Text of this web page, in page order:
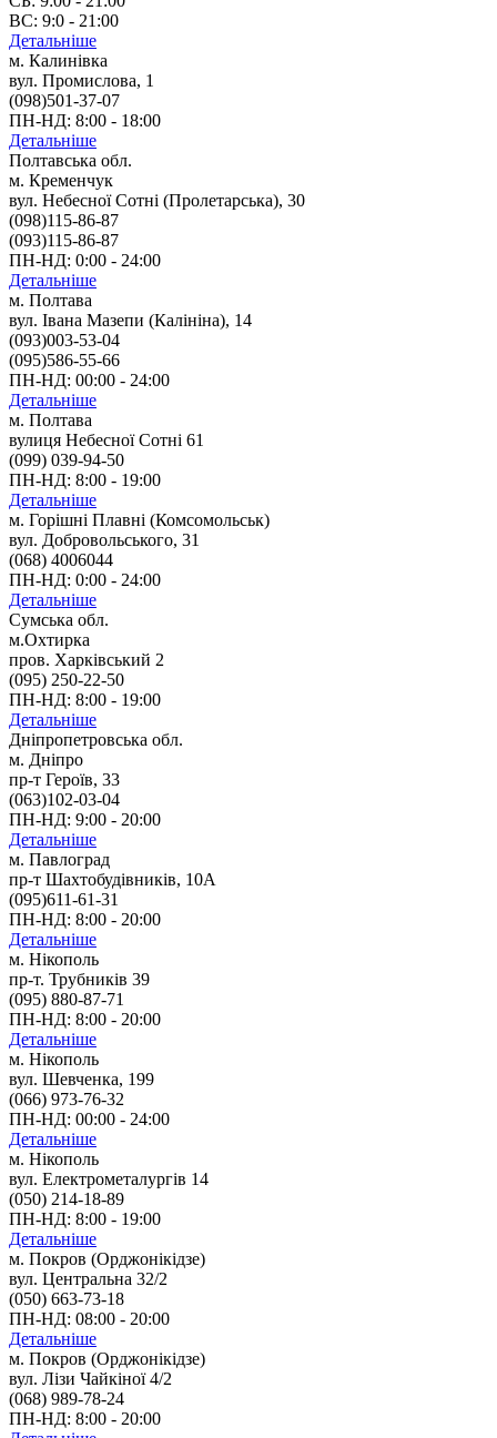
ВС: 9:0 - 21:00
Детальніше
м. Калинівка
вул. Промислова, 1
(098)501-37-07
ПН-НД: 8:00 - 18:00
Детальніше
Полтавська обл.
м. Кременчук
вул. Небесної Сотні (Пролетарська), 30
(098)115-86-87
(093)115-86-87
ПН-НД: 0:00 - 24:00
Детальніше
м. Полтава
вул. Івана Мазепи (Калініна), 14
(093)003-53-04
(095)586-55-66
ПН-НД: 00:00 - 24:00
Детальніше
м. Полтава
вулиця Небесної Сотні 61
(099) 039-94-50
ПН-НД: 8:00 - 19:00
Детальніше
м. Горішні Плавні (Комсомольськ)
вул. Добровольського, 31
(068) 4006044
ПН-НД: 0:00 - 24:00
Детальніше
Сумська обл.
м.Охтирка
пров. Харківський 2
(095) 250-22-50
ПН-НД: 8:00 - 19:00
Детальніше
Дніпропетровська обл.
м. Дніпро
пр-т Героїв, 33
(063)102-03-04
ПН-НД: 9:00 - 20:00
Детальніше
м. Павлоград
пр-т Шахтобудівників, 10А
(095)611-61-31
ПН-НД: 8:00 - 20:00
Детальніше
м. Нікополь
пр-т. Трубників 39
(095) 880-87-71
ПН-НД: 8:00 - 20:00
Детальніше
м. Нікополь
вул. Шевченка, 199
(066) 973-76-32
ПН-НД: 00:00 - 24:00
Детальніше
м. Нікополь
вул. Електрометалургів 14
(050) 214-18-89
ПН-НД: 8:00 - 19:00
Детальніше
м. Покров (Орджонікідзе)
вул. Центральна 32/2
(050) 663-73-18
ПН-НД: 08:00 - 20:00
Детальніше
м. Покров (Орджонікідзе)
вул. Лізи Чайкіної 4/2
(068) 989-78-24
ПН-НД: 8:00 - 20:00